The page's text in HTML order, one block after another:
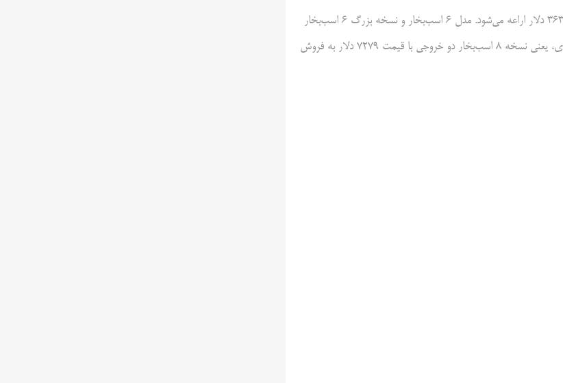
مدل استاندارد ۵ اسب بخار که برای حداکثر چهار اتاق طراحی شده، با قیمت نزدیک به ۳۶۳۹ دلار اراعه می‌شود. مدل ۶ اسب‌بخار و نسخه بزرگ ۶ اسب‌بخار
به ترتیب ۳۹۱۹ دلار و ۴۶۱۹ دلار قیمت‌گذاری شده‌اند. گسترش یافتهترین گزینه این سری، یعنی نسخه ۸ اسب‌بخار دو خروجی با قیمت ۷۲۷۹ دلار به فروش